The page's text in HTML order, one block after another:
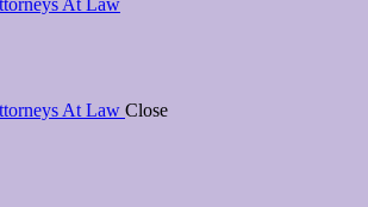
At Law
At Law Close